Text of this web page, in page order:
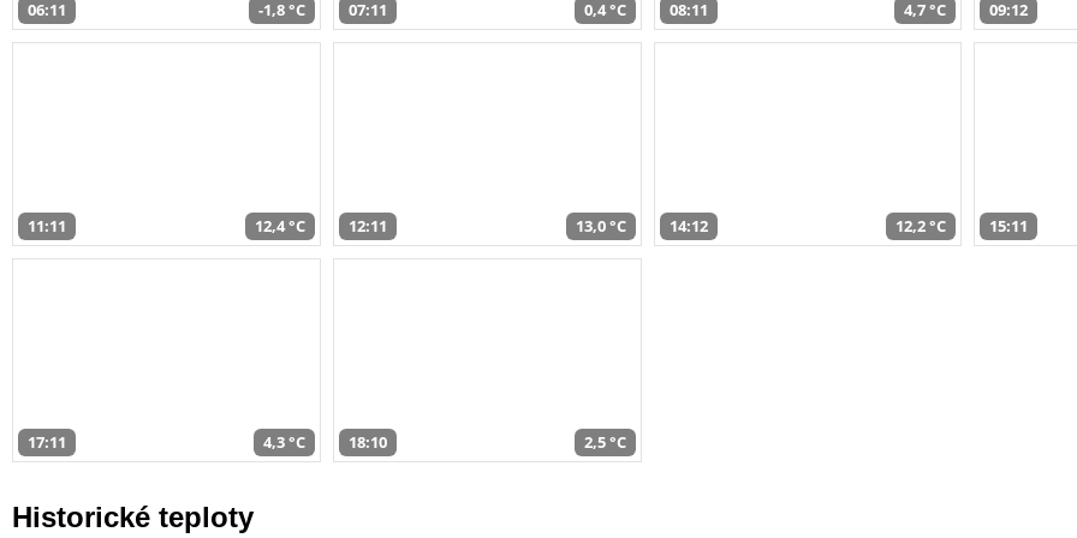
06:11 -1,8 °C 07:11 0,4 °C 08:11 4,7 °C 09:12
11:11 12,4 °C 12:11 13,0 °C 14:12 12,2 °C 15:11
17:11 4,3 °C 18:10 2,5 °C
Historické teploty